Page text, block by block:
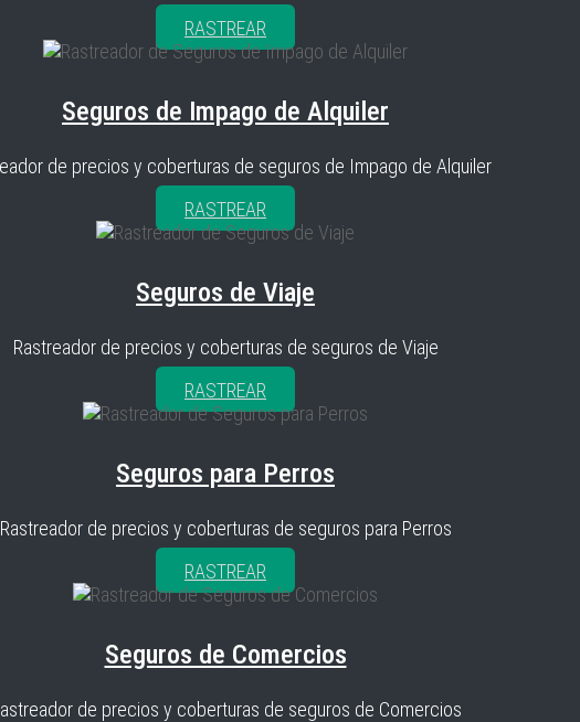
RASTREAR
Seguros de Impago de Alquiler
de precios y coberturas de seguros de Impago de Alquiler
RASTREAR
Seguros de Viaje
Rastreador de precios y coberturas de seguros de Viaje
RASTREAR
Seguros para Perros
Rastreador de precios y coberturas de seguros para Perros
RASTREAR
Seguros de Comercios
de precios y coberturas de seguros de Comercios